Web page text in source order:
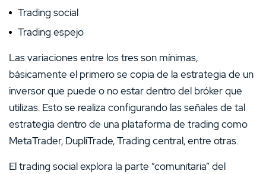
Trading social
Trading espejo
Las variaciones entre los tres son mínimas,
básicamente el primero se copia de la estrategia de un
inversor que puede o no estar dentro del bróker que
utilizas. Esto se realiza configurando las señales de tal
estrategia dentro de una plataforma de trading como
MetaTrader, DupliTrade, Trading central, entre otras.
El trading social explora la parte “comunitaria” del